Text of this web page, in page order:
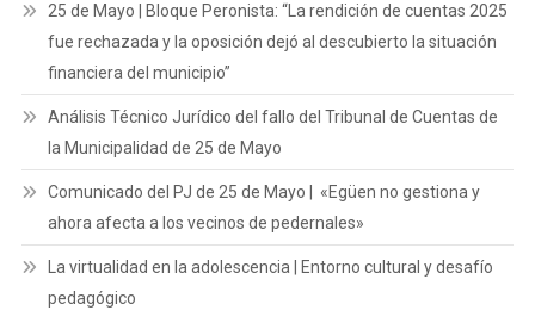
25 de Mayo | Bloque Peronista: “La rendición de cuentas 2025
fue rechazada y la oposición dejó al descubierto la situación
financiera del municipio”
Análisis Técnico Jurídico del fallo del Tribunal de Cuentas de
la Municipalidad de 25 de Mayo
Comunicado del PJ de 25 de Mayo | «Egüen no gestiona y
ahora afecta a los vecinos de pedernales»
La virtualidad en la adolescencia | Entorno cultural y desafío
pedagógico